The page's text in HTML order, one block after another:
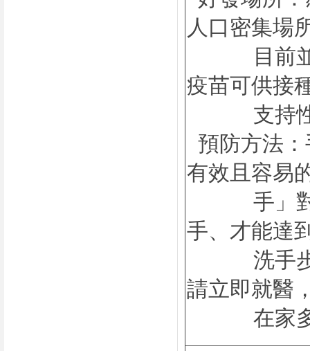
人口密集場
目前
疫苗可供接
支持性
預防方法：
有效且容易
手」對諾
手、才能達
洗手步驟
請立即就醫
在家多休